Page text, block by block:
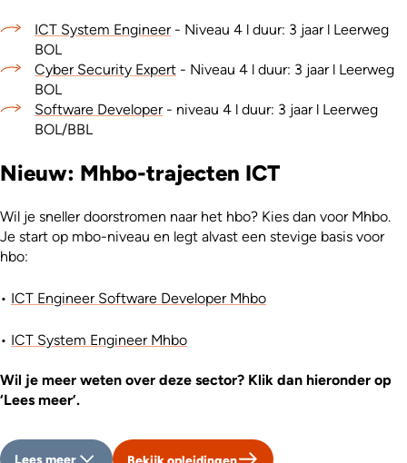
ICT System Engineer- Niveau 4 l duur: 3 jaar l Leerweg
BOL
Cyber Security Expert - Niveau 4 l duur: 3 jaar l Leerweg
BOL
Software Developer- niveau 4 l duur: 3 jaar l Leerweg
BOL/BBL
Nieuw: Mhbo-trajecten ICT
Wil je sneller doorstromen naar het hbo? Kies dan voor Mhbo.
Je start op mbo-niveau en legt alvast een stevige basis voor
hbo:
• ICT Engineer Software Developer Mhbo
• ICT System Engineer Mhbo
Wil je meer weten over deze sector? Klik dan hieronder op
‘Lees meer’.
Lees meer